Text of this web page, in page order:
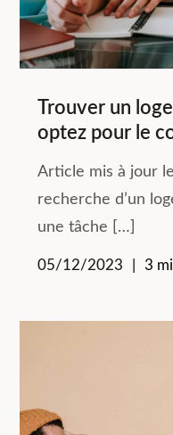
Trouver un
optez pour le
Article mis à jour
recherche d’un
une tâche […]
05/12/2023 3